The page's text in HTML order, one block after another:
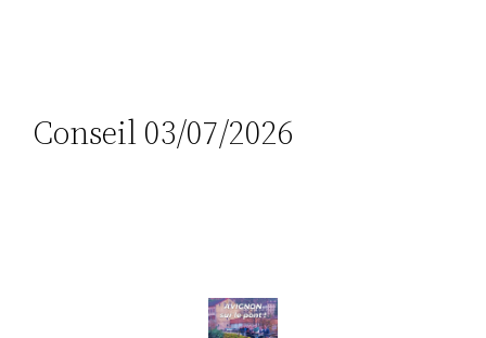
Conseil 03/07/2026